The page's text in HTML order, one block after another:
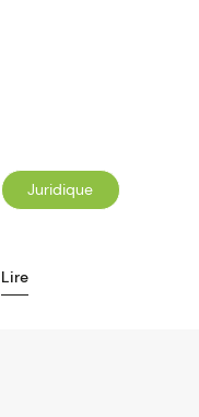
Juridique
Lire